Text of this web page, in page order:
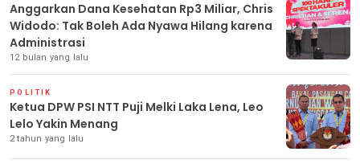
Anggarkan Dana Kesehatan Rp3 Miliar, Chris
Widodo: Tak Boleh Ada Nyawa Hilang karena
Administrasi
12 bulan yang lalu
POLITIK
Ketua DPW PSI NTT Puji Melki Laka Lena, Leo
Lelo Yakin Menang
2 tahun yang lalu